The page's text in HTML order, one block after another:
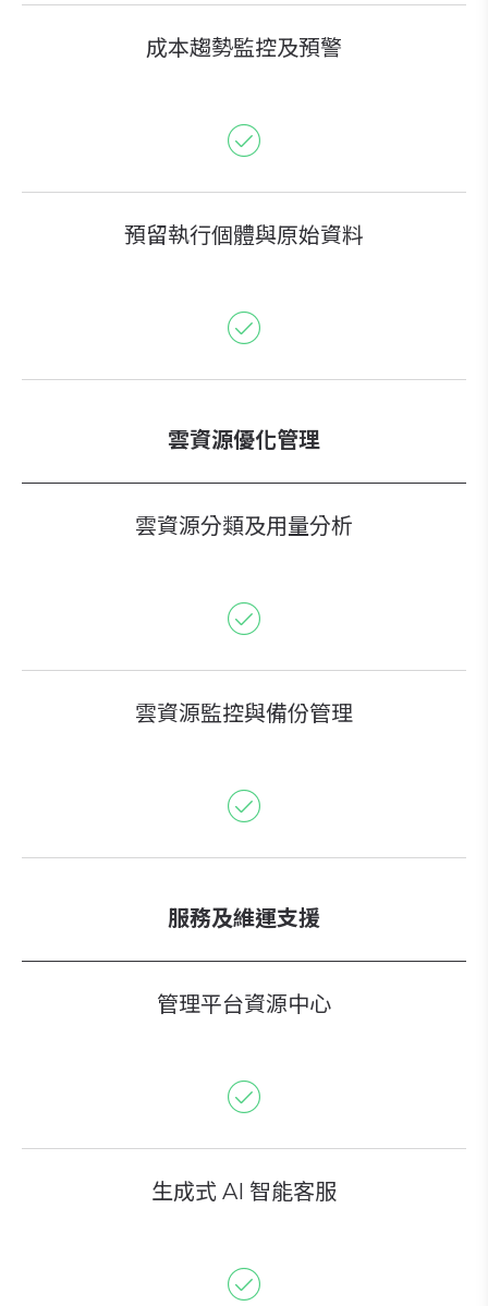
成本趨勢監控及預警
預留執行個體與原始資料
雲資源優化管理
雲資源分類及用量分析
雲資源監控與備份管理
服務及維運支援
管理平台資源中心
生成式 AI 智能客服